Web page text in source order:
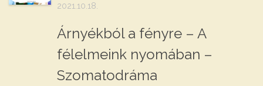
2021.10.18.
Árnyékból a fényre – A
félelmeink nyomában –
Szomatodráma